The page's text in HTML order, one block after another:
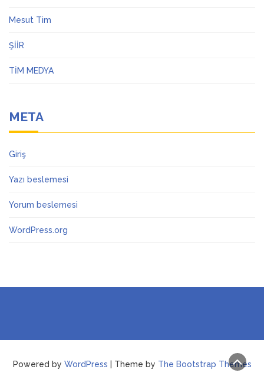
Mesut Tim
ŞİİR
TİM MEDYA
META
Giriş
Yazı beslemesi
Yorum beslemesi
WordPress.org
Powered by WordPress | Theme by The Bootstrap Themes